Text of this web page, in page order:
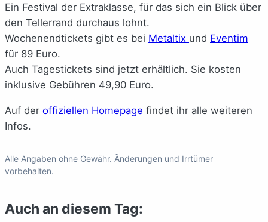
Ein Festival der Extraklasse, für das sich ein Blick über
den Tellerrand durchaus lohnt.
Wochenendtickets gibt es bei Metaltix und Eventim
für 89 Euro.
Auch Tagestickets sind jetzt erhältlich. Sie kosten
inklusive Gebühren 49,90 Euro.
Auf der offiziellen Homepage findet ihr alle weiteren
Infos.
Alle Angaben ohne Gewähr. Änderungen und Irrtümer
vorbehalten.
Auch an diesem Tag: